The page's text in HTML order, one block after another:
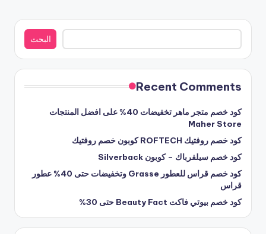
البحث
البحث
Recent Comments
كود خصم متجر ماهر تخفيضات 40% على افضل المنتجات
Maher Store
كود خصم روفتيك ROFTECH كوبون خصم روفتيك
كود خصم سيلفرباك – كوبون Silverback
كود خصم قراس للعطور Grasse وتخفيضات حتى 40% عطور
قراس
كود خصم بيوتي فاكت Beauty Fact حتى 30%